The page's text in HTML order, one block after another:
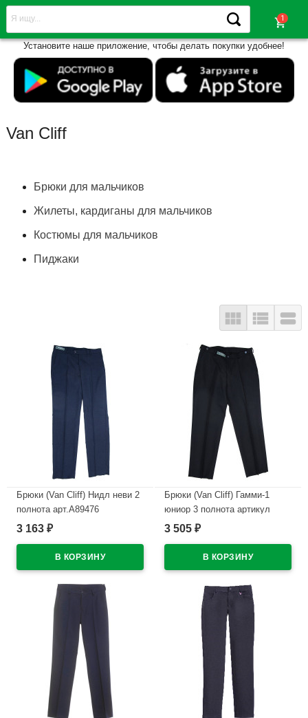
shopping_cart
Установите наше приложение, чтобы делать покупки удобнее!
Van Cliff
Брюки для мальчиков
Жилеты, кардиганы для мальчиков
Костюмы для мальчиков
Пиджаки
  
Брюки (Van Cliff) Нидл неви 2
полнота арт.А89476
размерный ряд 46/176-48/176
3 163 ₽
Брюки (Van Cliff) Гамми-1
юниор 3 полнота артикул
А95471 размерный ряд
3 505 ₽